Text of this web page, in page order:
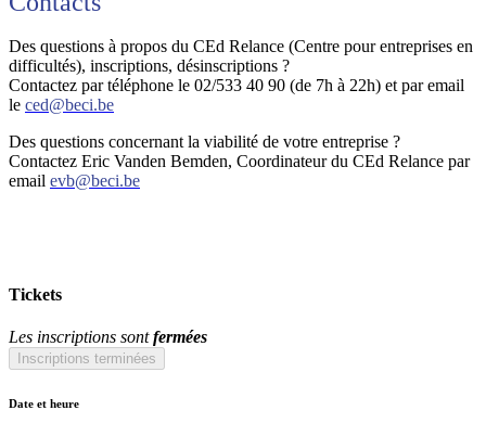
Des questions à propos du CEd Relance (Centre pour entreprises en
difficultés), inscriptions, désinscriptions ?
Contactez par téléphone le 02/533 40 90 (de 7h à 22h) et par email
le ced@beci.be
Des questions concernant la viabilité de votre entreprise ?
Contactez Eric Vanden Bemden, Coordinateur du CEd Relance par
email evb@beci.be
Tickets
Les inscriptions sontfermées
Inscriptions terminées
Date et heure